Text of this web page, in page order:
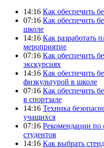
14:16 Как обеспечить
07:16 Как обеспечить
школе
14:16 Как разработать
мероприятие
07:16 Как обеспечить
экскурсиях
14:16 Как обеспечить
физкультурой в школе
07:16 Как обеспечить
в спортзале
14:16 Техника
учащихся
07:16 Рекомендации по
студентов
14:16 Как выбрать